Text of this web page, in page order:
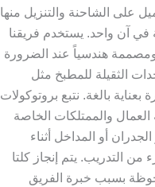
على الشاحنة والتنزيل منها
في آن واحد. يستخدم فريقنا
هندسياً عند الضرورة
الثقيلة للمطبخ مثل
بعناية بالغة. نتبع بروتوكولات
والممتلكات الخاصة
أو المداخل أثناء
التدريب. يتم إنجاز كلتا
بسبب خبرة الفريق